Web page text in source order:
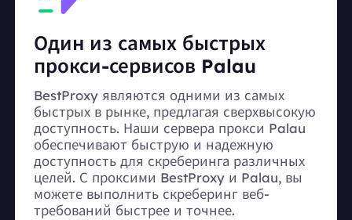
Один из самых быстрых
прокси-сервисов Palau
BestProxy являются одними из самых
быстрых в рынке, предлагая сверхвысокую
доступность. Наши сервера прокси Palau
обеспечивают быструю и надежную
доступность для скреберинга различных
целей. С проксими BestProxy и Palau, вы
можете выполнить скреберинг веб-
требований быстрее и точнее.